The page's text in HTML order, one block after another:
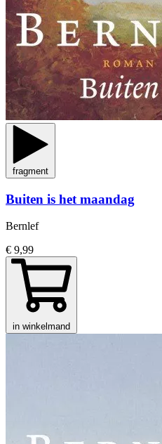
fragment
Buiten is het maandag
Bernlef
€ 9,99
in winkelmand